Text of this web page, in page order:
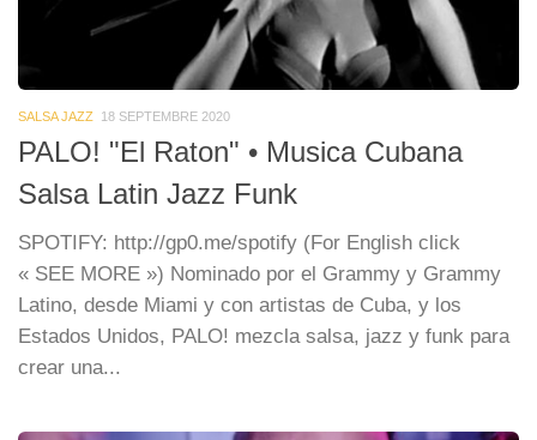
SALSA JAZZ 18 SEPTEMBRE 2020
PALO! "El Raton" • Musica Cubana
Salsa Latin Jazz Funk
SPOTIFY: http://gp0.me/spotify (For English click
« SEE MORE ») Nominado por el Grammy y Grammy
Latino, desde Miami y con artistas de Cuba, y los
Estados Unidos, PALO! mezcla salsa, jazz y funk para
crear una...